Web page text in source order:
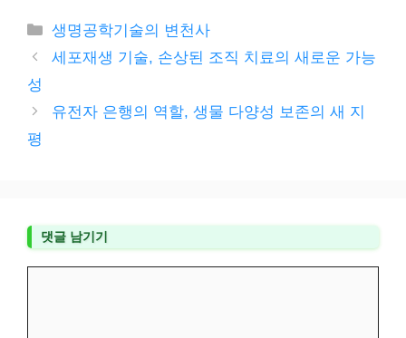
카
테
생명공학기술의 변천사
세포재생 기술, 손상된 조직 치료의 새로운 가능
성
유전자 은행의 역할, 생물 다양성 보존의 새 지
평
댓글 남기기